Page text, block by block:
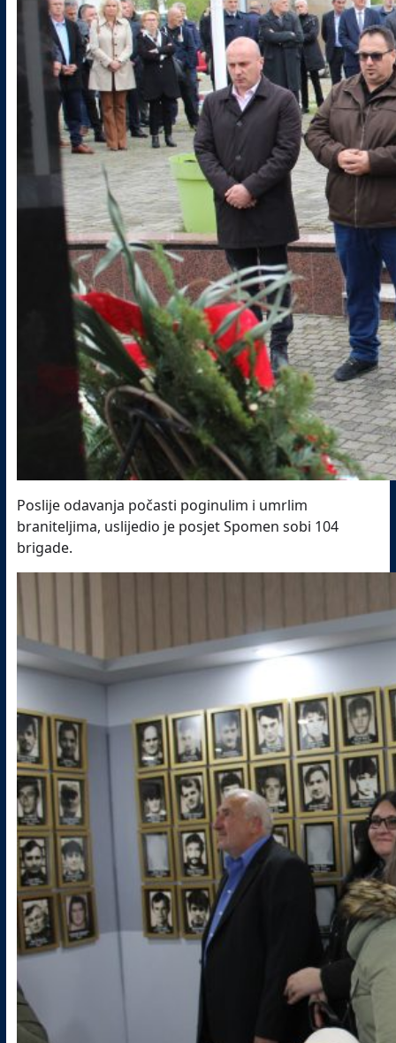
Poslije odavanja počasti poginulim i umrlim
braniteljima, uslijedio je posjet Spomen sobi 104
brigade.